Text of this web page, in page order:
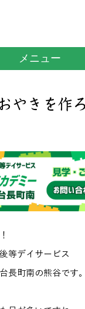
メニュー
やきを作
等デイサービス
長町南の熊谷です。